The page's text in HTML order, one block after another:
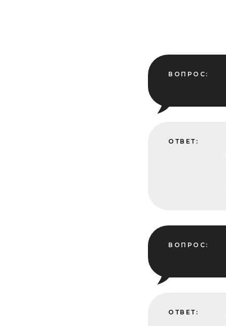
ВОПРОС:
ОТВЕТ:
ВОПРОС:
ОТВЕТ: